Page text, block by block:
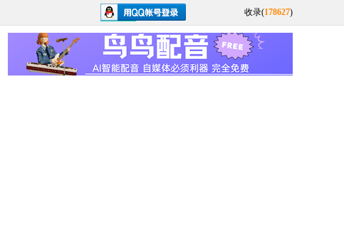
收录(178627)